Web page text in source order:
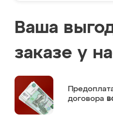
Ваша
заказе у
договора